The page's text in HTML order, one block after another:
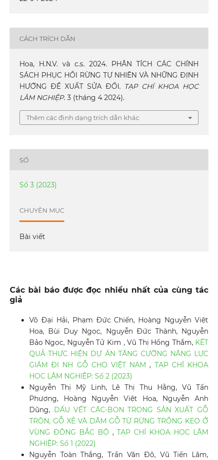
CÁCH TRÍCH DẪN
Hoa, H.N.V. và c.s. 2024. PHÂN TÍCH CÁC CHÍNH
SÁCH PHỤC HỒI RỪNG TỰ NHIÊN VÀ NHỮNG ĐỊNH
HƯỚNG ĐỀ XUẤT SỬA ĐỔI. TẠP CHÍ KHOA HỌC
LÂM NGHIỆP. 3 (tháng 4 2024).
Thêm các định dạng trích dẫn khác
SỐ
Số 3 (2023)
CHUYÊN MỤC
Bài viết
Các bài báo được đọc nhiều nhất của cùng tác
giả
Võ Đại Hải, Phạm Đức Chiến, Hoàng Nguyễn Việt
Hoa, Bùi Duy Ngọc, Nguyễn Đức Thành, Nguyễn
Bảo Ngọc, Nguyễn Tử Kim , Vũ Thị Hồng Thắm, KẾT
QUẢ THỰC HIỆN DỰ ÁN TĂNG CƯỜNG NĂNG LỰC
GIÁM ĐỊ NH GỖ CHO VIỆT NAM, TẠP CHÍ KHOA
HỌC LÂM NGHIỆP: Số 2 (2023)
Nguyễn Thị Mỹ Linh, Lê Thị Thu Hằng, Vũ Tấn
Phương, Hoàng Nguyễn Việt Hoa, Nguyễn Anh
Dũng, DẤU VẾT CÁC-BON TRONG SẢN XUẤT GỖ
TRÒN, GỖ XẺ VÀ DĂM GỖ TỪ RỪNG TRỒNG KEO Ở
VÙNG ĐÔNG BẮC BỘ ,TẠP CHÍ KHOA HỌC LÂM
NGHIỆP: Số 1 (2022)
Nguyễn Toàn Thắng, Trần Văn Đô, Vũ Tiến Lâm,